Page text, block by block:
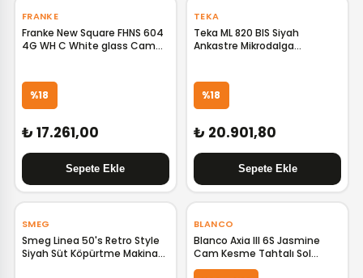
FRANKE
Franke New Square FHNS 604
4G WH C White glass Cam
%18
₺ 17.261,00
TEKA
Teka ML 820 BIS Siyah
Ankastre Mikrodalga
%18
₺ 20.901,80
SMEG
Smeg Linea 50's Retro Style
Siyah Süt Köpürtme Makinası
BLANCO
Blanco Axia III 6S Jasmine
Cam Kesme Tahtalı Sol
Damlalıklı Granit Evye 524658